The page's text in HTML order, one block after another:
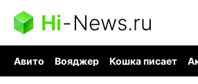
Hi-News.ru
Авито Вояджер Кошка писает